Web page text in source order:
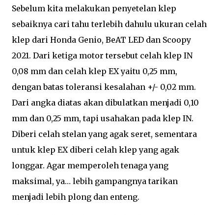
Sebelum kita melakukan penyetelan klep
sebaiknya cari tahu terlebih dahulu ukuran celah
klep dari Honda Genio, BeAT LED dan Scoopy
2021. Dari ketiga motor tersebut celah klep IN
0,08 mm dan celah klep EX yaitu 0,25 mm,
dengan batas toleransi kesalahan +/- 0,02 mm.
Dari angka diatas akan dibulatkan menjadi 0,10
mm dan 0,25 mm, tapi usahakan pada klep IN.
Diberi celah stelan yang agak seret, sementara
untuk klep EX diberi celah klep yang agak
longgar. Agar memperoleh tenaga yang
maksimal, ya… lebih gampangnya tarikan
menjadi lebih plong dan enteng.